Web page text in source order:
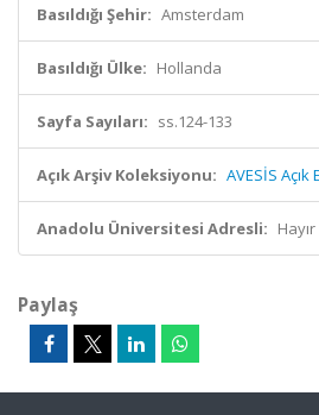
Basıldığı Şehir: Amsterdam
Basıldığı Ülke: Hollanda
Sayfa Sayıları: ss.124-133
Açık Arşiv Koleksiyonu: AVESİS
Anadolu Üniversitesi Adresli: Hayır
Paylaş